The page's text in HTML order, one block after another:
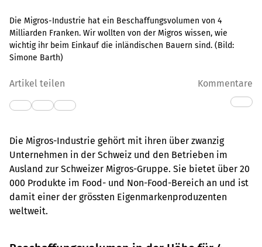
Die Migros-Industrie hat ein Beschaffungsvolumen von 4
Milliarden Franken. Wir wollten von der Migros wissen, wie
wichtig ihr beim Einkauf die inländischen Bauern sind. (Bild:
Simone Barth)
Artikel teilen Kommentare
Die Migros-Industrie gehört mit ihren über zwanzig
Unternehmen in der Schweiz und den Betrieben im
Ausland zur Schweizer Migros-Gruppe. Sie bietet über 20
000 Produkte im Food- und Non-Food-Bereich an und ist
damit einer der grössten Eigenmarkenproduzenten
weltweit.